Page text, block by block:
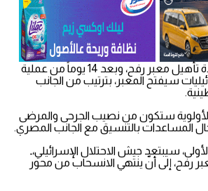
وأضاف أنّه يتم حالياً إعادة تأهيل معبر رفح، وبعد 14 يوماً من عملية
سيفتح المعبر، بترتيب من الجانب
ستكون من نصيب الجرحى والمرضى
المساعدات بالتنسيق مع الجانب المصري.
سيبتعد جيش الاحتلال الإسرائيلي،ـ
رفح، إلى أنّ ينتهي الانسحاب من محور